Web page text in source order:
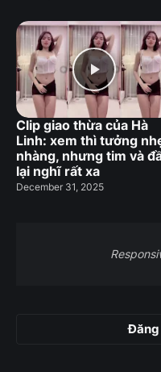
Clip giao thừa của Hà
Linh: xem thì tưởng
nhàng, nhưng tim và
lại nghĩ rất xa
December 31, 2025
Đăng